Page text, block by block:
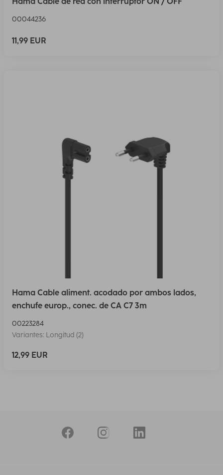
00044236
11,99 EUR
Hama Cable aliment. acodado por ambos lados,
enchufe europ., conec. de CA C7 3m
00223284
Variantes: Longitud (2)
12,99 EUR